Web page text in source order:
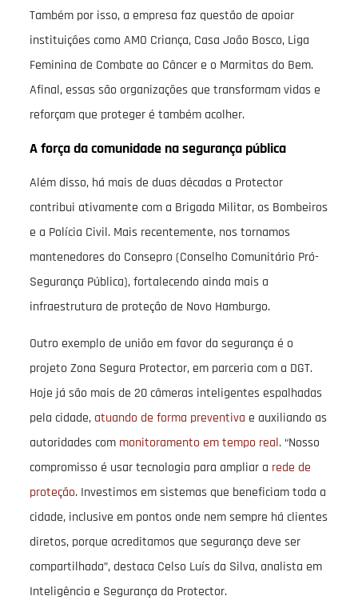
Também por isso, a empresa faz questão de apoiar
instituições como AMO Criança, Casa João Bosco, Liga
Feminina de Combate ao Câncer e o Marmitas do Bem.
Afinal, essas são organizações que transformam vidas e
reforçam que proteger é também acolher.
A força da comunidade na segurança pública
Além disso, há mais de duas décadas a Protector
contribui ativamente com a Brigada Militar, os Bombeiros
e a Polícia Civil. Mais recentemente, nos tornamos
mantenedores do Consepro (Conselho Comunitário Pró-
Segurança Pública), fortalecendo ainda mais a
infraestrutura de proteção de Novo Hamburgo.
Outro exemplo de união em favor da segurança é o
projeto Zona Segura Protector, em parceria com a DGT.
Hoje já são mais de 20 câmeras inteligentes espalhadas
pela cidade, atuando de forma preventiva e auxiliando as
autoridades com monitoramento em tempo real. “Nosso
compromisso é usar tecnologia para ampliar a rede de
proteção. Investimos em sistemas que beneficiam toda a
cidade, inclusive em pontos onde nem sempre há clientes
diretos, porque acreditamos que segurança deve ser
compartilhada”, destaca Celso Luís da Silva, analista em
Inteligência e Segurança da Protector.